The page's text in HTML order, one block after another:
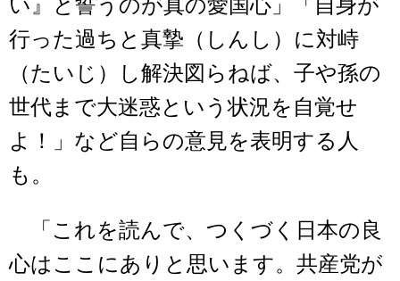
い』と誓うのが真の愛国心」「自身が
行った過ちと真摯（しんし）に対峙
（たいじ）し解決図らねば、子や孫の
世代まで大迷惑という状況を自覚せ
よ！」など自らの意見を表明する人
も。
「これを読んで、つくづく日本の良
心はここにありと思います。共産党が